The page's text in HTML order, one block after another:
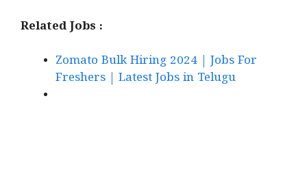
Related Jobs :
Zomato Bulk Hiring 2024 | Jobs For
Freshers | Latest Jobs in Telugu